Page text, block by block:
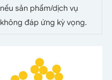
nếu sản phẩm/dịch vụ
không đáp ứng kỳ vọng.